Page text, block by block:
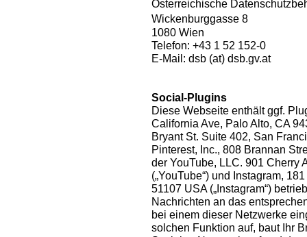
Österreichische
Wickenburggasse 8
1080 Wien
Telefon: +43 1 52 152-0
E-Mail: dsb (at) dsb.gv.at
Social-Plugins
Diese Webseite enthält ggf.
California Ave, Palo Alto, CA
Bryant St. Suite 402, San
Pinterest, Inc., 808 Brannan
der YouTube, LLC. 901 Cherry
(„YouTube“) und Instagram,
51107 USA („Instagram“)
Nachrichten an das
bei einem dieser Netzwerke
solchen Funktion auf, baut Ihr